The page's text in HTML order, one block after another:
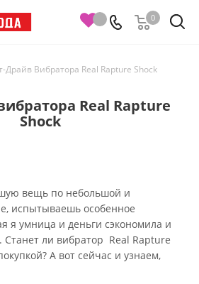
0
Драйв Вибратора Real Rapture Shock
Real Rapture
Shock
вещь по небольшой и
испытываешь особенное
я умница и деньги сэкономила и
Станет ли вибратор Real Rapture
А вот сейчас и узнаем,